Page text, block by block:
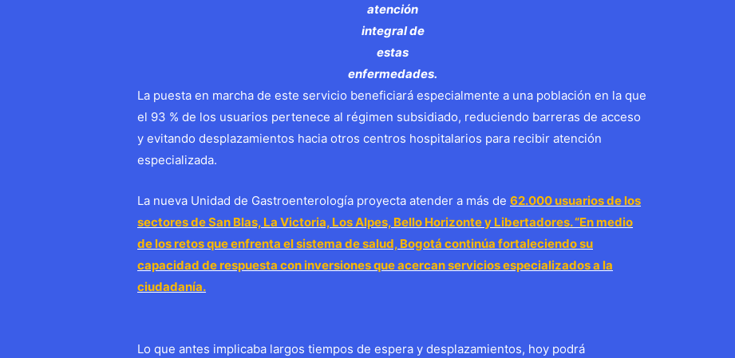
atención
integral de
estas
enfermedades.
La puesta en marcha de este servicio beneficiará especialmente a una población en la que
el 93 % de los usuarios pertenece al régimen subsidiado, reduciendo barreras de acceso
y evitando desplazamientos hacia otros centros hospitalarios para recibir atención
especializada.
La nueva Unidad de Gastroenterología proyecta atender a más de62.000 usuarios de los
sectores de San Blas, La Victoria, Los Alpes, Bello Horizonte y Libertadores. “En medio
de los retos que enfrenta el sistema de salud, Bogotá continúa fortaleciendo su
capacidad de respuesta con inversiones que acercan servicios especializados a la
ciudadanía.
Lo que antes implicaba largos tiempos de espera y desplazamientos, hoy podrá